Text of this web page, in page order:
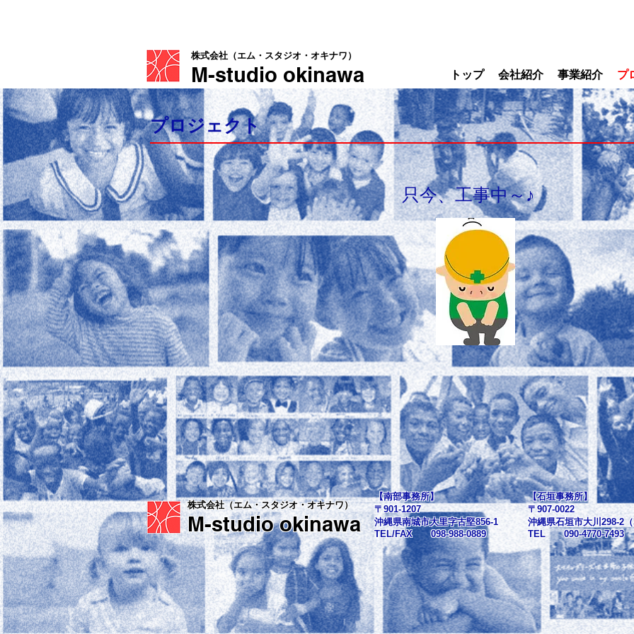
株式会社（エム・スタジオ・オキナワ）
M-studio okinawa トップ 会社紹介 事業紹介 プ
プロジェクト
只今、工事中～♪
株式会社（エム・スタジオ・オキナワ）
M-studio okinawa
【南部事務所】
〒901-1207
沖縄県南城市大里字古堅856-1
TEL/FAX 098-988-0889
【石垣事務所】
〒907-0022
沖縄県石垣市大川298-2
TEL 090-4770-7493